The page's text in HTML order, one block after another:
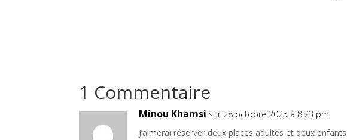
1 Commentaire
Minou Khamsi sur 28 octobre 2025 à 8:23 pm
J’aimerai réserver deux places adultes et deux